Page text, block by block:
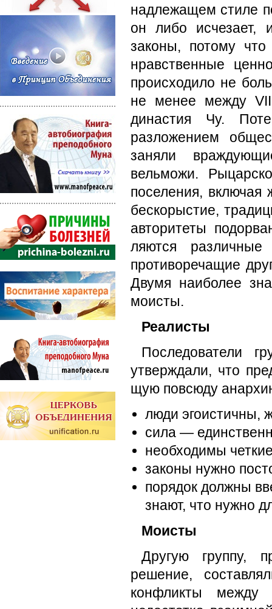
надлежащем стиле
он либо исчезает,
законы, потому
нравственные
происходило не
не менее между
династия Чу.
разложе­нием
заняли
вельможи.
поселения,
бескорыстие,
авторитеты
ляются
противоречащие
Двумя наиболее
моисты.
Реалисты
Последователи
утверждали, что
щую повсюду
люди эгоистичны,
сила —
необходимы
законы нужно
порядок должны
знают, что нужно
Моисты
Другую группу,
решение,
конфликты между